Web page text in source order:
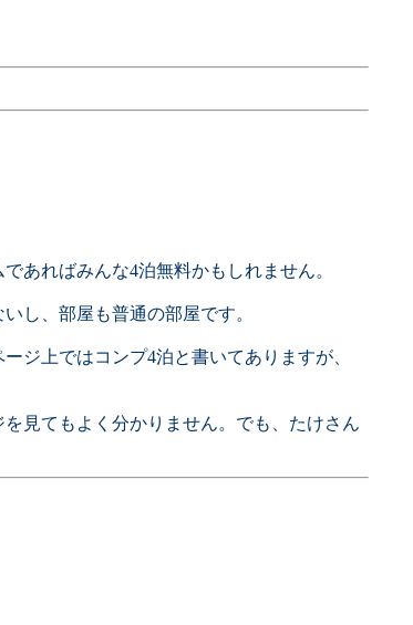
あればみんな4泊無料かもしれません。
し、部屋も普通の部屋です。
ジ上ではコンプ4泊と書いてありますが、
見てもよく分かりません。でも、たけさん